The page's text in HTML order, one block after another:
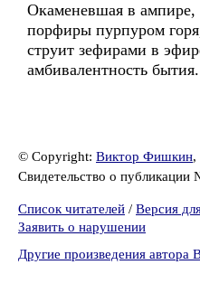
Окаменевшая в ампире,
порфиры пурпуром
струит зефирами в
амбивалентность бытия.
© Copyright: Виктор Фишкин,
Свидетельство о
Список читателей / Версия
Заявить о нарушении
Другие произведения